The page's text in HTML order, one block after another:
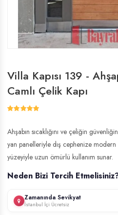
Villa Kapısı 139 -
Camlı Çelik Kapı
Ahşabın sıcaklığını ve çeliğin
yan panelleriyle dış cephenize modern
yüzeyiyle uzun ömürlü kullanım sunar.
Neden Bizi Tercih
Zamanında Sevikyat
İstanbul İçi Ücretsiz